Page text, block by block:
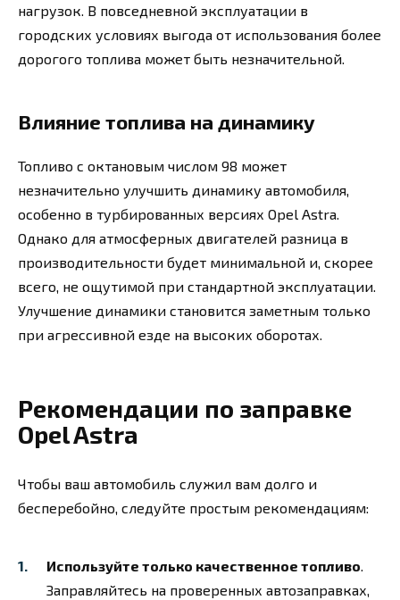
нагрузок. В повседневной эксплуатации в
городских условиях выгода от использования более
дорогого топлива может быть незначительной.
Влияние топлива на динамику
Топливо с октановым числом 98 может
незначительно улучшить динамику автомобиля,
особенно в турбированных версиях Opel Astra.
Однако для атмосферных двигателей разница в
производительности будет минимальной и, скорее
всего, не ощутимой при стандартной эксплуатации.
Улучшение динамики становится заметным только
при агрессивной езде на высоких оборотах.
Рекомендации по заправке
Opel Astra
Чтобы ваш автомобиль служил вам долго и
бесперебойно, следуйте простым рекомендациям:
Используйте только качественное топливо.
Заправляйтесь на проверенных автозаправках,